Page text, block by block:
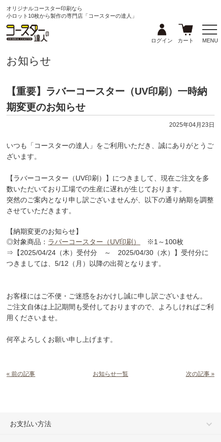
オリジナルコースター印刷なら
小ロット10枚から製作の専門店「コースターの達人」
ログイン カート MENU
お知らせ
【重要】ラバーコースター（UV印刷）一時納
期変更のお知らせ
2025年04月23日
いつも「コースターの達人」をご利用いただき、誠にありがとうご
ざいます。
【ラバーコースター（UV印刷）】につきまして、現在ご注文を多
数いただいており工場での生産に遅れが生じております。
突然のご案内となり申し訳ございませんが、以下の通り納期を調整
させていただきます。
【納期変更のお知らせ】
◎対象商品： ラバーコースター（UV印刷）
※1～100枚
⇒【2025/04/24（木）受付分 ～ 2025/04/30（水）】受付分に
つきましては、5/12（月）以降の出荷となります。
お客様にはご不便・ご迷惑をおかけし誠に申し訳ございません。
ご注文自体は上記期間も受付しておりますので、よろしければご利
用くださいませ。
何卒よろしくお願い申し上げます。
« 前の記事 お知らせ一覧 次の記事 »
お支払い方法